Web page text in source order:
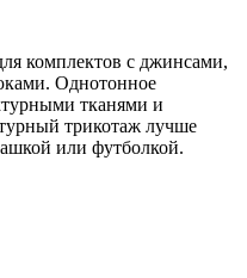
комплектов с джинсами,
Однотонное
тканями и
трикотаж лучше
или футболкой.